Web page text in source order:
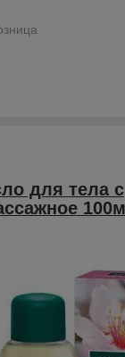
для тела с